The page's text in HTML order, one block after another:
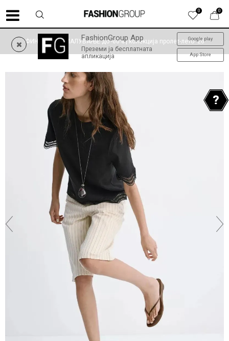
0
0
FashionGroup App
Преземи ја бесплатната
апликација
Google play
App Store
ФИНАЛНО НАМАЛУВАЊЕ до -60% | колекција пролет-лето '26